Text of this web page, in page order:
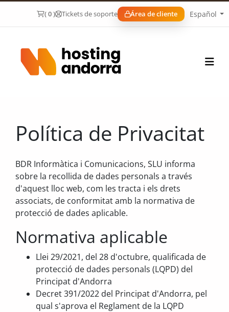
( 0 ) Tickets de soporte Área de cliente Español
Política de Privacitat
BDR Informàtica i Comunicacions, SLU informa
sobre la recollida de dades personals a través
d'aquest lloc web, com les tracta i els drets
associats, de conformitat amb la normativa de
protecció de dades aplicable.
Normativa aplicable
Llei 29/2021, del 28 d'octubre, qualificada de
protecció de dades personals (LQPD) del
Principat d'Andorra
Decret 391/2022 del Principat d'Andorra, pel
qual s'aprova el Reglament de la LQPD